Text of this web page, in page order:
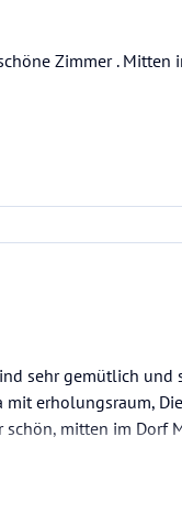
Zimmer . Mitten
sehr gemütlich und
erholungsraum,
schön, mitten im Dorf